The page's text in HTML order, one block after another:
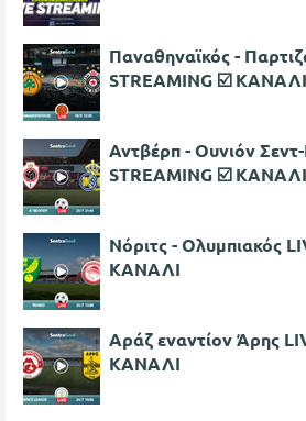
Παναθηναϊκός -
STREAMING ☑️ ΚΑΝΑΛΙ
Αντβέρπ - Ουνιόν
STREAMING ☑️ ΚΑΝΑΛΙ
Νόριτς - Ολυμπιακός
ΚΑΝΑΛΙ
Αράζ εναντίον Άρης
ΚΑΝΑΛΙ